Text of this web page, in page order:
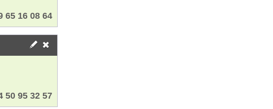
65 16 08 64
50 95 32 57